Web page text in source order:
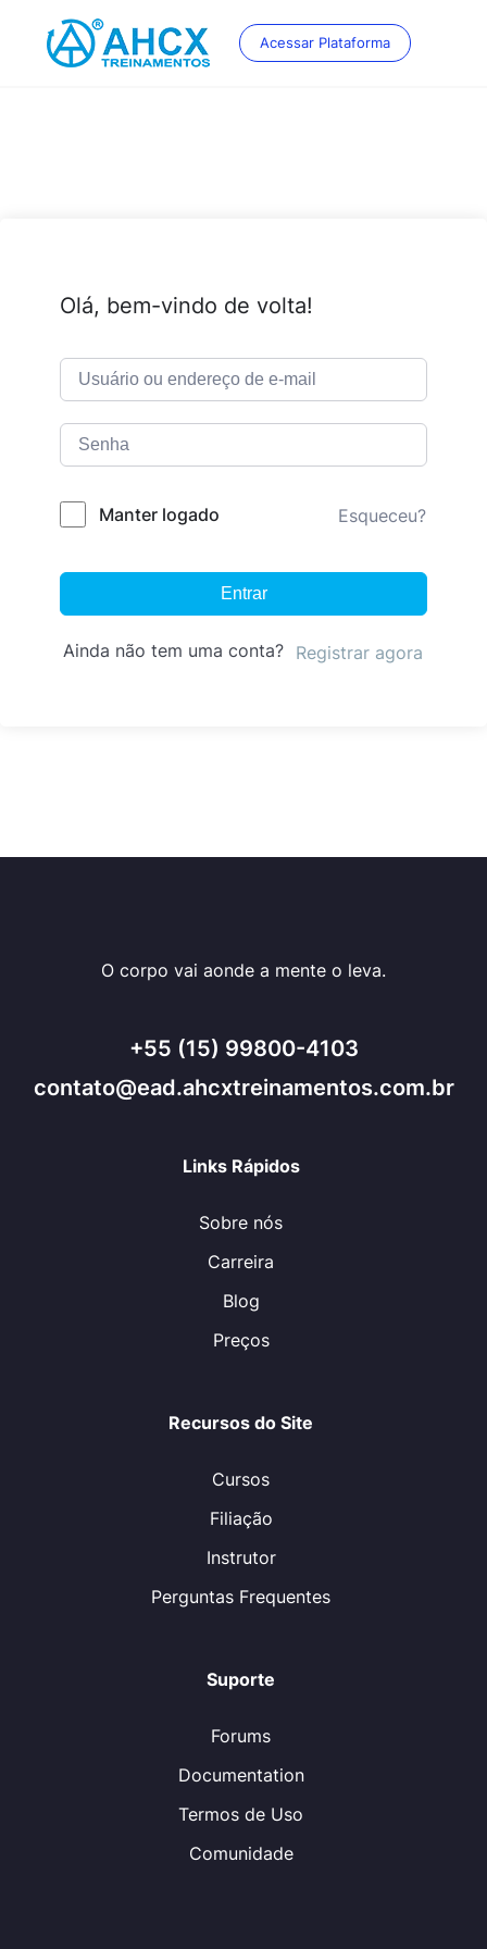
content
Acessar Plataforma
Olá, bem-vindo de volta!
Manter logado Esqueceu?
Entrar
Ainda não tem uma conta? Registrar agora
O corpo vai aonde a mente o leva.
+55 (15) 99800-4103
contato@ead.ahcxtreinamentos.com.br
Links Rápidos
Sobre nós
Carreira
Blog
Preços
Recursos do Site
Cursos
Filiação
Instrutor
Perguntas Frequentes
Suporte
Forums
Documentation
Termos de Uso
Comunidade